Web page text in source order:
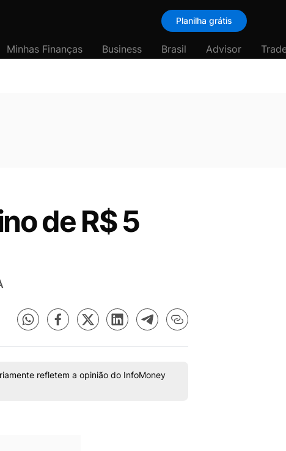
Planilha grátis
Minhas Finanças Business Brasil Advisor
de R$ 5
refletem a opinião do InfoMoney